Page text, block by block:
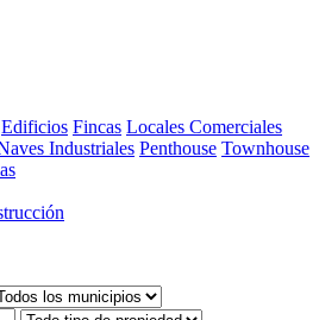
Edificios Fincas Locales Comerciales
Industriales Penthouse Townhouse